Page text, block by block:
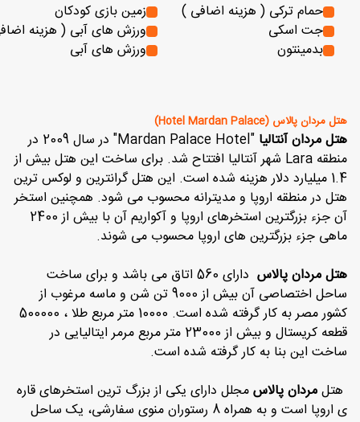
حمام ترکی ( هزینه اضافی )
جت اسکی
بدمینتون
زمین بازی کودکان
ورزش های آبی ( هزینه
ورزش های آبی
هتل مردان پالاس (Hotel Mardan Palace)
هتل مردان آنتالیا
"Mardan Palace Hotel" در سال 2009 در
منطقه Lara شهر آنتالیا افتتاح شد. برای ساخت این هتل بیش از
1.4 میلیارد دلار هزینه شده است. این هتل گرانترین و لوکس ترین
هتل در منطقه اروپا و مدیترانه محسوب می شود. همچنین استخر
آن جزء بزرگترین استخرهای اروپا و آکواریم آن با بیش از 2400
ماهی جزء بزرگترین های اروپا محسوب می شوند.
هتل مردان پالاس
دارای 560 اتاق می باشد و برای ساخت
ساحل اختصاصی آن بیش از 9000 تن شن و ماسه مرغوب از
کشور مصر به کار گرفته شده است. 10000 متر مربع طلا ، 500000
قطعه کریستال و بیش از 23000 متر مربع مرمر ایتالیایی در
ساخت این بنا به کار گرفته شده است.
هتلمردان پالاسمجلل دارای یکی از بزرگ ترین استخرهای قاره
ی اروپا است و به همراه 8 رستوران منوی سفارشی، یک ساحل